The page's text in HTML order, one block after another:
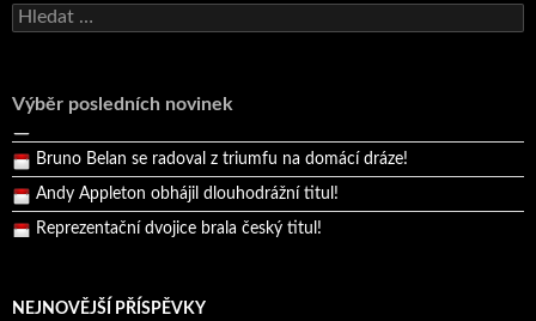
Vyhledávání
Výběr posledních novinek
Andy Appleton obhájil dlouhodrážní titul!
Bruno Belan prožil druhou vítěznou neděli v řadě!
Bruno Belan se radoval z triumfu na domácí dráze!
Andy Appleton obhájil dlouhodrážní titul!
Reprezentační dvojice brala český titul!
NEJNOVĚJŠÍ PŘÍSPĚVKY